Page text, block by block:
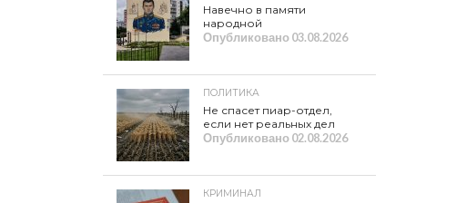
Навечно в памяти
народной
Опубликовано03.08.2026
ПОЛИТИКА
Не спасет пиар-отдел,
если нет реальных дел
Опубликовано02.08.2026
КРИМИНАЛ